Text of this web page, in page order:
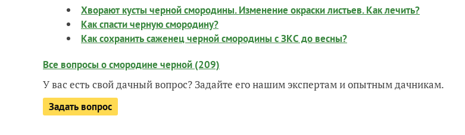
Хворают кусты черной смородины. Изменение окраски листьев. Как лечить?
Как спасти черную смородину?
Как сохранить саженец черной смородины с ЗКС до весны?
Все вопросы о смородине черной (209)
У вас есть свой дачный вопрос? Задайте его нашим экспертам и опытным дачникам.
Задать вопрос